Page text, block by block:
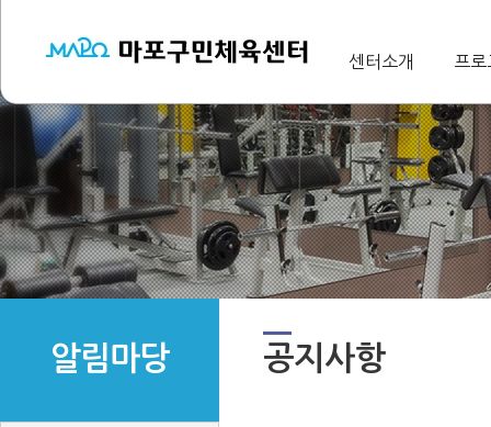
센터소개 프
알림마당 공지사항